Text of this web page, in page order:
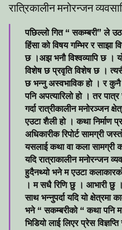
रात्रिकालीन मनोरन्जन
पछिल्लो गित “ सकम्बरी” ले
हिंसा को विषय गम्भिर र साझा
छ ।अझ भनौ विश्वव्यापि छ ।
विशेष छ प्रवृति विशेष छ ।
छ भन्नु अस्वभाविक हो । र कुनै
पनि अपत्यारिलो हो । तर
गर्दा रात्रीकालीन मनोरञ्जन
एउटा शैली हो । कथा निर्माण
अधिकारीक रिपोर्ट सामग्री
यसलाई कथा वा कला सामग्री
यदि रात्राकालीन मनोरन्जन
हुदैनथ्यो भने म एउटा
। म सधै रिणि छु । आभारी छु ।
साथ भन्नुपर्दा यदि यो क्षेत्रमा
भने “ सकम्बरीको “ कथा पनि
भिडियो लाई लिएर प्रेस